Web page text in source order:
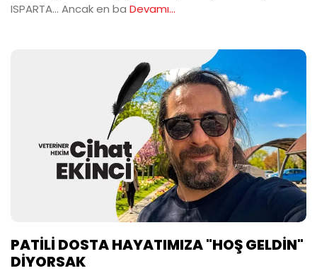
ISPARTA… Ancak en ba Devamı...
PATİLİ DOSTA HAYATIMIZA "HOŞ GELDİN"
DİYORSAK